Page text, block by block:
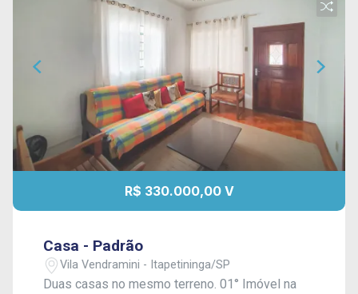
R$ 330.000,00 V
Casa - Padrão
Vila Vendramini - Itapetininga/SP
Duas casas no mesmo terreno. 01° Imóvel na